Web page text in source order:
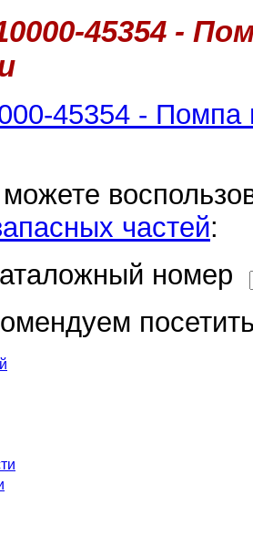
45354 -
45354 - Помпа
частей:
номер